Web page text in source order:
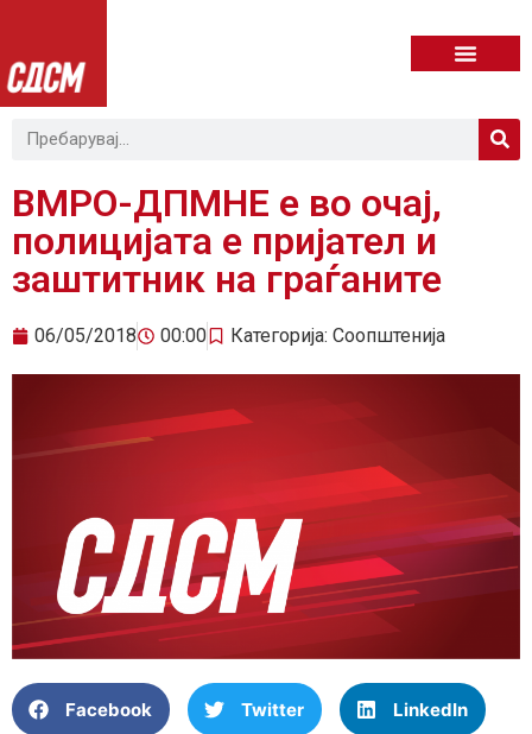
ВМРО-ДПМНЕ е во очај,
полицијата е пријател и
заштитник на граѓаните
06/05/2018 00:00 Категорија: Соопштенија
Facebook Twitter LinkedIn